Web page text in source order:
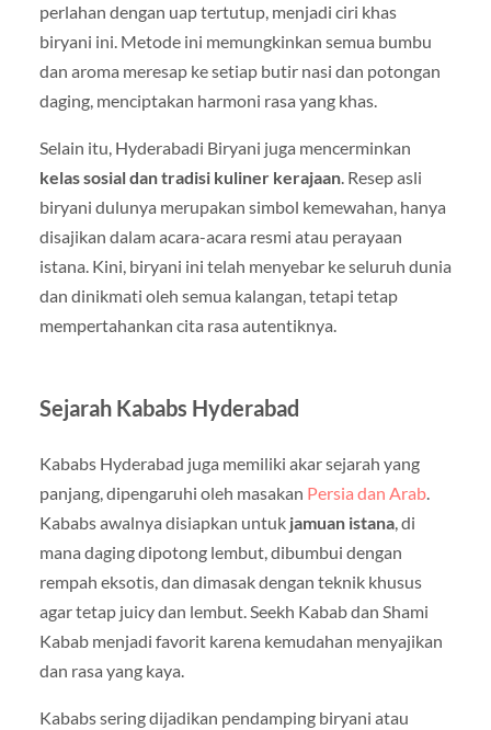
perlahan dengan uap tertutup, menjadi ciri khas
biryani ini. Metode ini memungkinkan semua bumbu
dan aroma meresap ke setiap butir nasi dan potongan
daging, menciptakan harmoni rasa yang khas.
Selain itu, Hyderabadi Biryani juga mencerminkan
kelas sosial dan tradisi kuliner kerajaan. Resep asli
biryani dulunya merupakan simbol kemewahan, hanya
disajikan dalam acara-acara resmi atau perayaan
istana. Kini, biryani ini telah menyebar ke seluruh dunia
dan dinikmati oleh semua kalangan, tetapi tetap
mempertahankan cita rasa autentiknya.
Sejarah Kababs Hyderabad
Kababs Hyderabad juga memiliki akar sejarah yang
panjang, dipengaruhi oleh masakan Persia dan Arab.
Kababs awalnya disiapkan untuk jamuan istana, di
mana daging dipotong lembut, dibumbui dengan
rempah eksotis, dan dimasak dengan teknik khusus
agar tetap juicy dan lembut. Seekh Kabab dan Shami
Kabab menjadi favorit karena kemudahan menyajikan
dan rasa yang kaya.
Kababs sering dijadikan pendamping biryani atau